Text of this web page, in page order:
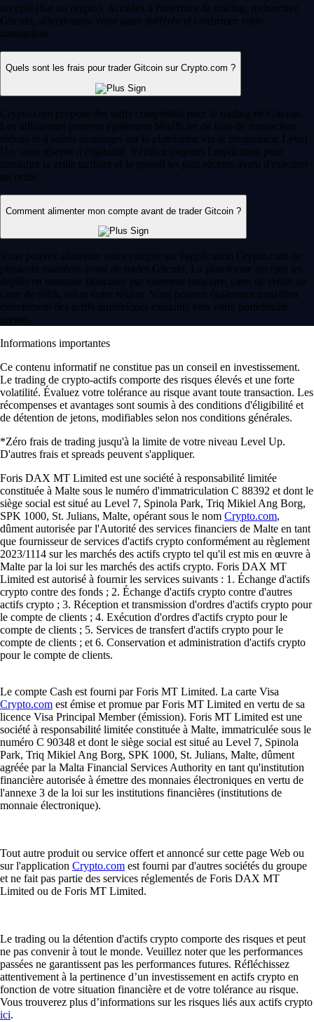
accepté (fiat ou crypto). Accédez à l'interface de trading, recherchez
Gitcoin, sélectionnez votre paire préférée et confirmez votre
transaction.
Quels sont les frais pour trader Gitcoin sur Crypto.com ?
Crypto.com propose des tarifs compétitifs pour le trading de Gitcoin.
Les utilisateurs peuvent également bénéficier de frais de transaction
réduits et d'autres avantages sur la plateforme via le programme Level
Up, sous réserve d'éligibilité. Vérifiez toujours l'application pour
consulter la grille tarifaire et le spread les plus récents avant d'exécuter
un ordre.
Comment alimenter mon compte avant de trader Gitcoin ?
Vous pouvez alimenter votre compte sur l'application Crypto.com de
plusieurs manières avant de trader Gitcoin. La plateforme accepte les
dépôts en monnaie fiduciaire par virement bancaire, carte de crédit ou
carte de débit, selon votre région. Vous pouvez également transférer
directement des actifs numériques existants vers votre portefeuille
crypto.
Informations importantes
Ce contenu informatif ne constitue pas un conseil en investissement.
Le trading de crypto-actifs comporte des risques élevés et une forte
volatilité. Évaluez votre tolérance au risque avant toute transaction. Les
récompenses et avantages sont soumis à des conditions d'éligibilité et
de détention de jetons, modifiables selon nos conditions générales.
*Zéro frais de trading jusqu'à la limite de votre niveau Level Up.
D'autres frais et spreads peuvent s'appliquer.
Foris DAX MT Limited est une société à responsabilité limitée
constituée à Malte sous le numéro d'immatriculation C 88392 et dont le
siège social est situé au Level 7, Spinola Park, Triq Mikiel Ang Borg,
SPK 1000, St. Julians, Malte, opérant sous le nom Crypto.com,
dûment autorisée par l'Autorité des services financiers de Malte en tant
que fournisseur de services d'actifs crypto conformément au règlement
2023/1114 sur les marchés des actifs crypto tel qu'il est mis en œuvre à
Malte par la loi sur les marchés des actifs crypto. Foris DAX MT
Limited est autorisé à fournir les services suivants : 1. Échange d'actifs
crypto contre des fonds ; 2. Échange d'actifs crypto contre d'autres
actifs crypto ; 3. Réception et transmission d'ordres d'actifs crypto pour
le compte de clients ; 4. Exécution d'ordres d'actifs crypto pour le
compte de clients ; 5. Services de transfert d'actifs crypto pour le
compte de clients ; et 6. Conservation et administration d'actifs crypto
pour le compte de clients.
Le compte Cash est fourni par Foris MT Limited. La carte Visa
Crypto.com est émise et promue par Foris MT Limited en vertu de sa
licence Visa Principal Member (émission). Foris MT Limited est une
société à responsabilité limitée constituée à Malte, immatriculée sous le
numéro C 90348 et dont le siège social est situé au Level 7, Spinola
Park, Triq Mikiel Ang Borg, SPK 1000, St. Julians, Malte, dûment
agréée par la Malta Financial Services Authority en tant qu'institution
financière autorisée à émettre des monnaies électroniques en vertu de
l'annexe 3 de la loi sur les institutions financières (institutions de
monnaie électronique).
Tout autre produit ou service offert et annoncé sur cette page Web ou
sur l'application Crypto.com est fourni par d'autres sociétés du groupe
et ne fait pas partie des services réglementés de Foris DAX MT
Limited ou de Foris MT Limited.
Le trading ou la détention d'actifs crypto comporte des risques et peut
ne pas convenir à tout le monde. Veuillez noter que les performances
passées ne garantissent pas les performances futures. Réfléchissez
attentivement à la pertinence d’un investissement en actifs crypto en
fonction de votre situation financière et de votre tolérance au risque.
Vous trouverez plus d’informations sur les risques liés aux actifs crypto
ici.